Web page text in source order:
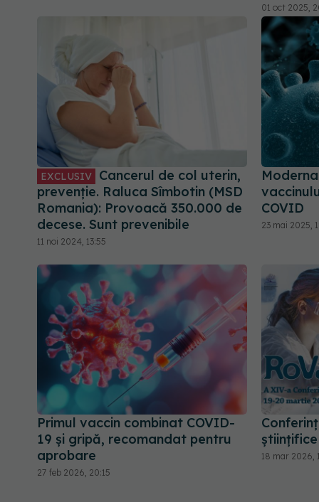
01 oct 2025,
EXCLUSIV
Cancerul de col uterin,
prevenție. Raluca Sîmbotin (MSD
Romania): Provoacă 350.000 de
decese. Sunt prevenibile
11 noi 2024, 13:55
COVID
23 mai 2025,
Primul vaccin combinat COVID-
19 și gripă, recomandat pentru
aprobare
27 feb 2026, 20:15
18 mar 2026,